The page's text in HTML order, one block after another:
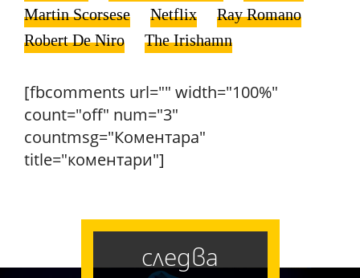
Martin Scorsese
Netflix
Ray Romano
Robert De Niro
The Irishamn
[fbcomments url="" width="100%"
count="off" num="3"
countmsg="Коментара"
title="коментари"]
следва